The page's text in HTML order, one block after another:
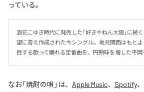
っている。
浪花こゆき時代に発売した「好きやねん大阪」に続
望に答え作成された今シングル。地元関西はもと
目する歌って踊れる定番曲を、円熟味を増した平岡
なお「焼酎の唄 」は、 Apple Music、 Spotify、